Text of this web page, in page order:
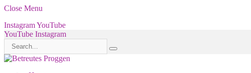
Close Menu
InstagramYouTube
YouTube Instagram